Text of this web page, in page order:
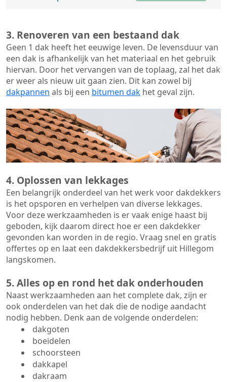
3. Renoveren van een bestaand dak
Geen 1 dak heeft het eeuwige leven. De levensduur van
een dak is afhankelijk van het materiaal en het gebruik
hiervan. Door het vervangen van de toplaag, zal het dak
er weer als nieuw uit gaan zien. Dit kan zowel bij
dakpannen als bij een bitumen dak het geval zijn.
4. Oplossen van lekkages
Een belangrijk onderdeel van het werk voor dakdekkers
is het opsporen en verhelpen van diverse lekkages.
Voor deze werkzaamheden is er vaak enige haast bij
geboden, kijk daarom direct hoe er een dakdekker
gevonden kan worden in de regio. Vraag snel en gratis
offertes op en laat een dakdekkersbedrijf uit Hillegom
langskomen.
5. Alles op en rond het dak onderhouden
Naast werkzaamheden aan het complete dak, zijn er
ook onderdelen van het dak die de nodige aandacht
nodig hebben. Denk aan de volgende onderdelen:
dakgoten
boeidelen
schoorsteen
dakkapel
dakraam